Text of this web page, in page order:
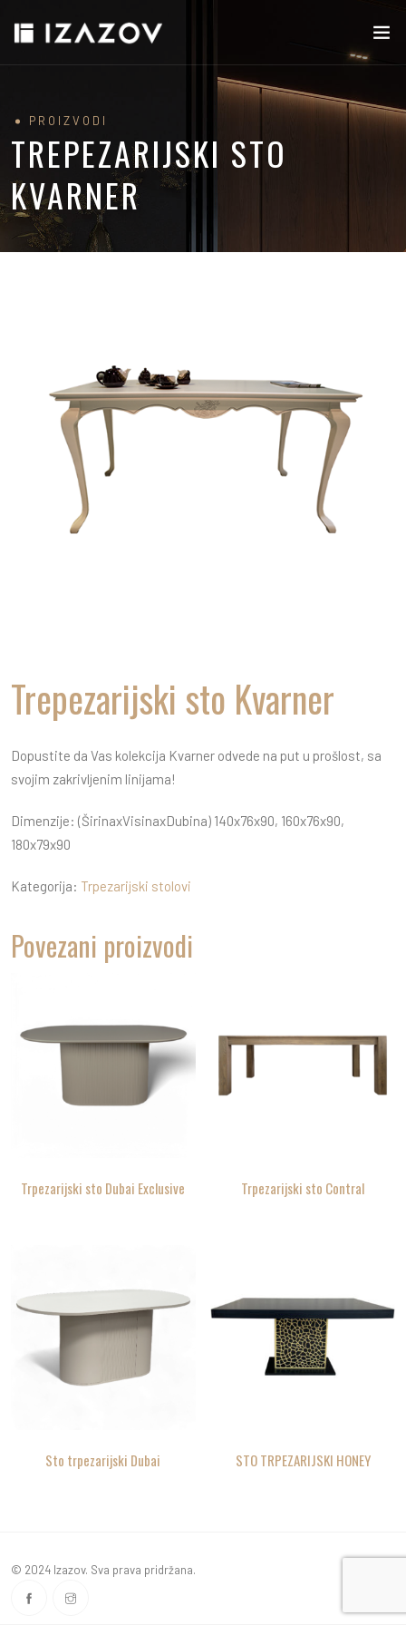
PROIZVODI
TREPEZARIJSKI STO
KVARNER
Trepezarijski sto Kvarner
Dopustite da Vas kolekcija Kvarner odvede na put u prošlost, sa
svojim zakrivljenim linijama!
Dimenzije: (ŠirinaxVisinaxDubina) 140x76x90, 160x76x90,
180x79x90
Kategorija: Trpezarijski stolovi
Povezani proizvodi
Trpezarijski sto Dubai Exclusive Trpezarijski sto Contral
Sto trpezarijski Dubai STO TRPEZARIJSKI HONEY
© 2024 Izazov. Sva prava pridržana.